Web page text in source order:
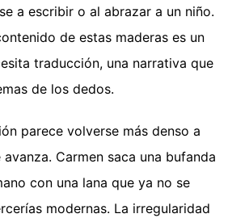
a escribir o al abrazar a un niño.
de estas maderas es un
traducción, una narrativa que
de los dedos.
parece volverse más denso a
Carmen saca una bufanda
con una lana que ya no se
modernas. La irregularidad